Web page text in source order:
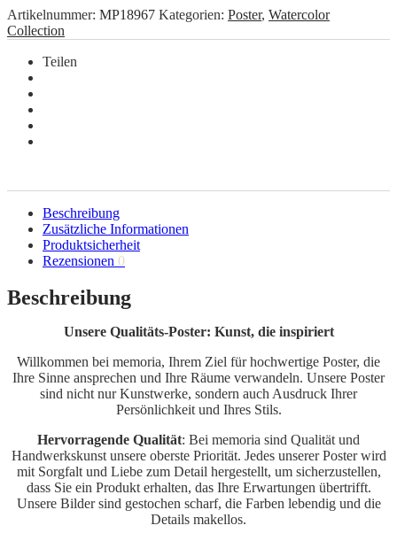
Artikelnummer: MP18967 Kategorien: Poster, Watercolor
Collection
Teilen
Beschreibung
Zusätzliche Informationen
Produktsicherheit
Rezensionen 0
Beschreibung
Unsere Qualitäts-Poster: Kunst, die inspiriert
Willkommen bei memoria, Ihrem Ziel für hochwertige Poster, die
Ihre Sinne ansprechen und Ihre Räume verwandeln. Unsere Poster
sind nicht nur Kunstwerke, sondern auch Ausdruck Ihrer
Persönlichkeit und Ihres Stils.
Hervorragende Qualität: Bei memoria sind Qualität und
Handwerkskunst unsere oberste Priorität. Jedes unserer Poster wird
mit Sorgfalt und Liebe zum Detail hergestellt, um sicherzustellen,
dass Sie ein Produkt erhalten, das Ihre Erwartungen übertrifft.
Unsere Bilder sind gestochen scharf, die Farben lebendig und die
Details makellos.